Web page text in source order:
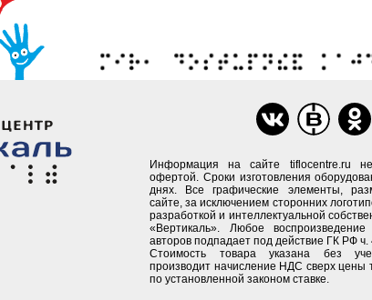
Информация на сайте tiflocentre.ru
офертой. Сроки изготовления
днях. Все графические элементы,
сайте, за исключением сторонних
разработкой и интеллектуальной
«Вертикаль». Любое
авторов подпадает под действие ГК РФ ч.
Стоимость товара указана без
производит начисление НДС сверх цены
по установленной законом ставке.